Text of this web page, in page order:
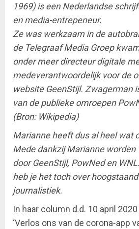
1969) is een Nederlandse
en media-entrepeneur.
Ze was werkzaam in de
de Telegraaf Media Groep
onder meer directeur digitale
medeverantwoordelijk voor de
website GeenStijl. Zwagerman
van de publieke omroepen
(Bron: Wikipedia)
Marianne heeft dus al heel wat
Mede dankzij Marianne worden
door GeenStijl, PowNed en
heb je het toch over
journalistiek.
In haar column d.d. 10 april
‘Verlos ons van de corona-app